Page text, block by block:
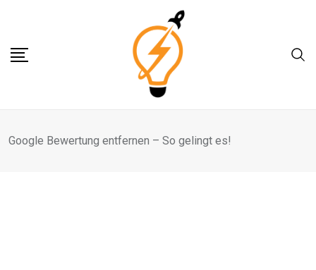
content
Google Bewertung entfernen – So gelingt es!